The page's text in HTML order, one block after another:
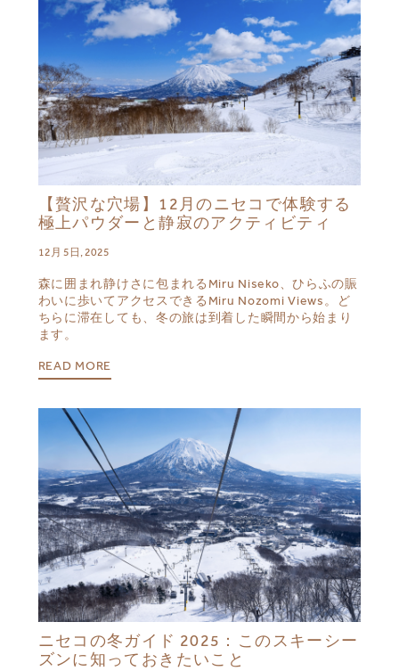
【贅沢な穴場】12月のニセコで体験する
極上パウダーと静寂のアクティビティ
12月 5日, 2025
森に囲まれ静けさに包まれるMiru Niseko、ひらふの賑
わいに歩いてアクセスできるMiru Nozomi Views。ど
ちらに滞在しても、冬の旅は到着した瞬間から始まり
ます。
READ MORE
ニセコの冬ガイド 2025：このスキーシー
ズンに知っておきたいこと